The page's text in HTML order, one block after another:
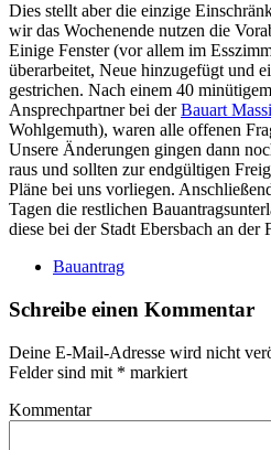
Dies stellt aber die einzige
wir das Wochenende nutzen die
Einige Fenster (vor allem im
überarbeitet, Neue hinzugefügt und
gestrichen. Nach einem 40
Ansprechpartner bei derBauart
Wohlgemuth), waren alle offenen
Unsere Änderungen gingen dann
raus und sollten zur endgültigen
Pläne bei uns vorliegen.
Tagen die restlichen
diese bei der Stadt Ebersbach an der
Bauantrag
Schreibe einen Kommentar
Deine E-Mail-Adresse wird nicht
Felder sind mit * markiert
Kommentar